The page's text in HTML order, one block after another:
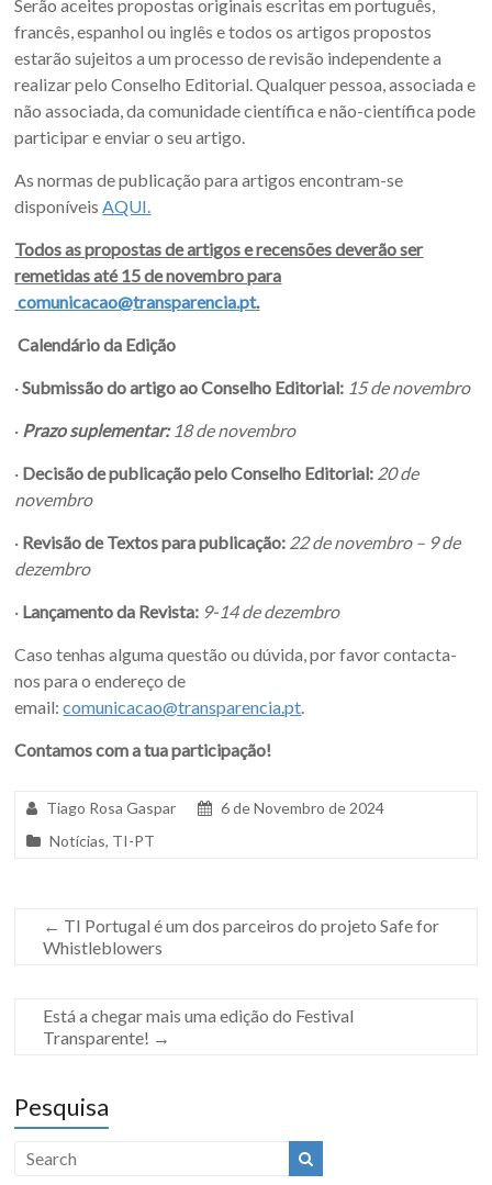
Serão aceites propostas originais escritas em português,
francês, espanhol ou inglês e todos os artigos propostos
estarão sujeitos a um processo de revisão independente a
realizar pelo Conselho Editorial. Qualquer pessoa, associada e
não associada, da comunidade científica e não-científica pode
participar e enviar o seu artigo.
As normas de publicação para artigos encontram-se
disponíveisAQUI.
Todos as propostas de artigos e recensões deverão ser
remetidas até 15 de novembro para
comunicacao@transparencia.pt.
Calendário da Edição
·Submissão do artigo ao Conselho Editorial: 15 de novembro
· Prazo suplementar:18 de novembro
· Decisão de publicação pelo Conselho Editorial: 20 de
novembro
· Revisão de Textos para publicação: 22 de novembro – 9 de
dezembro
· Lançamento da Revista: 9-14 de dezembro
Caso tenhas alguma questão ou dúvida, por favor contacta-
nos para o endereço de
email:comunicacao@transparencia.pt.
Contamos com a tua participação!
Tiago Rosa Gaspar
6 de Novembro de 2024
Notícias, TI-PT
← TI Portugal é um dos parceiros do projeto Safe for
Whistleblowers
Está a chegar mais uma edição do Festival
Transparente! →
Pesquisa